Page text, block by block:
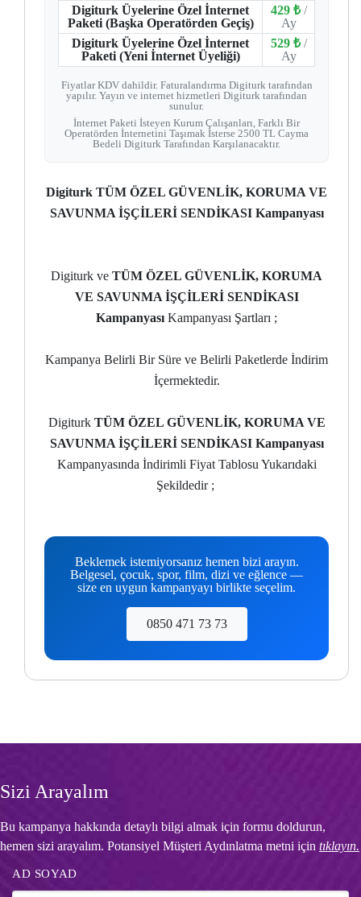
Digiturk Üyelerine Özel İnternet
Paketi (Başka Operatörden Geçiş)
429 ₺ /
Ay
Digiturk Üyelerine Özel İnternet
Paketi (Yeni İnternet Üyeliği)
529 ₺ /
Ay
Fiyatlar KDV dahildir. Faturalandırma Digiturk tarafından
yapılır. Yayın ve internet hizmetleri Digiturk tarafından
sunulur.
İnternet Paketi İsteyen Kurum Çalışanları, Farklı Bir
Operatörden İnternetini Taşımak İsterse 2500 TL Cayma
Bedeli Digiturk Tarafından Karşılanacaktır.
Digiturk TÜM ÖZEL GÜVENLİK, KORUMA VE
SAVUNMA İŞÇİLERİ SENDİKASI Kampanyası
Digiturk ve TÜM ÖZEL GÜVENLİK, KORUMA
VE SAVUNMA İŞÇİLERİ SENDİKASI
Kampanyası Kampanyası Şartları ;
Kampanya Belirli Bir Süre ve Belirli Paketlerde İndirim
İçermektedir.
Digiturk TÜM ÖZEL GÜVENLİK, KORUMA VE
SAVUNMA İŞÇİLERİ SENDİKASI Kampanyası
Kampanyasında İndirimli Fiyat Tablosu Yukarıdaki
Şekildedir ;
Beklemek istemiyorsanız hemen bizi arayın.
Belgesel, çocuk, spor, film, dizi ve eğlence —
size en uygun kampanyayı birlikte seçelim.
0850 471 73 73
Sizi Arayalım
Bu kampanya hakkında detaylı bilgi almak için formu doldurun,
hemen sizi arayalım. Potansiyel Müşteri Aydınlatma metni için tıklayın.
AD SOYAD